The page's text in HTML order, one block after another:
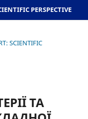
PERSPECTIVE
SCIENTIFIC
ТА